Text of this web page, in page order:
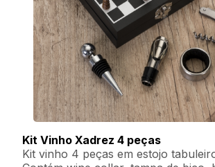
Kit Vinho Xadrez 4 peças
Kit vinho 4 peças em estojo